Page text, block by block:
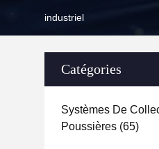
industriel
Catégories
Systèmes De
Poussières (65)